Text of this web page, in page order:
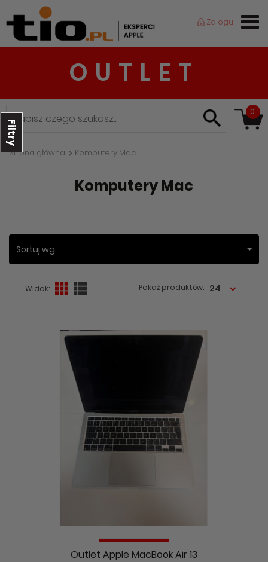
OUTLET
Zaloguj
0
Strona główna Komputery Mac
Komputery Mac
Sortuj wg
Widok: Pokaż produktów: 24
Filtry
Outlet Apple MacBook Air 13